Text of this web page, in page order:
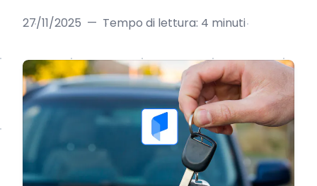
27/11/2025 — Tempo di lettura: 4 minuti